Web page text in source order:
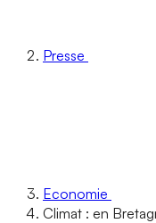
Presse
Economie
Climat : en